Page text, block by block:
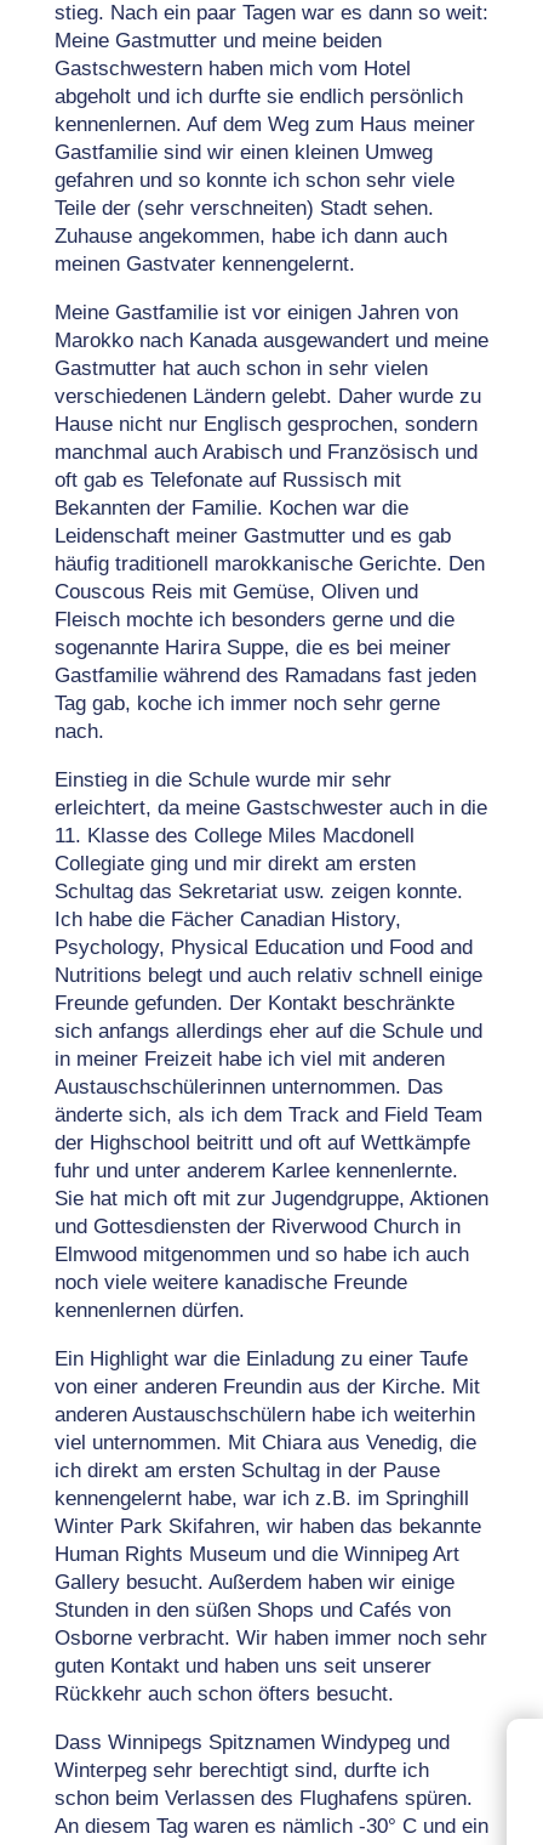
stieg. Nach ein paar Tagen war es dann so weit:
Meine Gastmutter und meine beiden
Gastschwestern haben mich vom Hotel
abgeholt und ich durfte sie endlich persönlich
kennenlernen. Auf dem Weg zum Haus meiner
Gastfamilie sind wir einen kleinen Umweg
gefahren und so konnte ich schon sehr viele
Teile der (sehr verschneiten) Stadt sehen.
Zuhause angekommen, habe ich dann auch
meinen Gastvater kennengelernt.
Meine Gastfamilie ist vor einigen Jahren von
Marokko nach Kanada ausgewandert und meine
Gastmutter hat auch schon in sehr vielen
verschiedenen Ländern gelebt. Daher wurde zu
Hause nicht nur Englisch gesprochen, sondern
manchmal auch Arabisch und Französisch und
oft gab es Telefonate auf Russisch mit
Bekannten der Familie. Kochen war die
Leidenschaft meiner Gastmutter und es gab
häufig traditionell marokkanische Gerichte. Den
Couscous Reis mit Gemüse, Oliven und
Fleisch mochte ich besonders gerne und die
sogenannte Harira Suppe, die es bei meiner
Gastfamilie während des Ramadans fast jeden
Tag gab, koche ich immer noch sehr gerne
nach.
Einstieg in die Schule wurde mir sehr
erleichtert, da meine Gastschwester auch in die
11. Klasse des College Miles Macdonell
Collegiate ging und mir direkt am ersten
Schultag das Sekretariat usw. zeigen konnte.
Ich habe die Fächer Canadian History,
Psychology, Physical Education und Food and
Nutritions belegt und auch relativ schnell einige
Freunde gefunden. Der Kontakt beschränkte
sich anfangs allerdings eher auf die Schule und
in meiner Freizeit habe ich viel mit anderen
Austauschschülerinnen unternommen. Das
änderte sich, als ich dem Track and Field Team
der Highschool beitritt und oft auf Wettkämpfe
fuhr und unter anderem Karlee kennenlernte.
Sie hat mich oft mit zur Jugendgruppe, Aktionen
und Gottesdiensten der Riverwood Church in
Elmwood mitgenommen und so habe ich auch
noch viele weitere kanadische Freunde
kennenlernen dürfen.
Ein Highlight war die Einladung zu einer Taufe
von einer anderen Freundin aus der Kirche. Mit
anderen Austauschschülern habe ich weiterhin
viel unternommen. Mit Chiara aus Venedig, die
ich direkt am ersten Schultag in der Pause
kennengelernt habe, war ich z.B. im Springhill
Winter Park Skifahren, wir haben das bekannte
Human Rights Museum und die Winnipeg Art
Gallery besucht. Außerdem haben wir einige
Stunden in den süßen Shops und Cafés von
Osborne verbracht. Wir haben immer noch sehr
guten Kontakt und haben uns seit unserer
Rückkehr auch schon öfters besucht.
Dass Winnipegs Spitznamen Windypeg und
Winterpeg sehr berechtigt sind, durfte ich
schon beim Verlassen des Flughafens spüren.
An diesem Tag waren es nämlich -30° C und ein